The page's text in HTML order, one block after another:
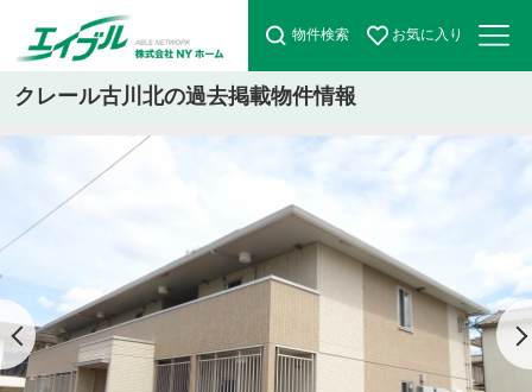
物件検索 お気に入り
クレール古川北の過去掲載物件情報